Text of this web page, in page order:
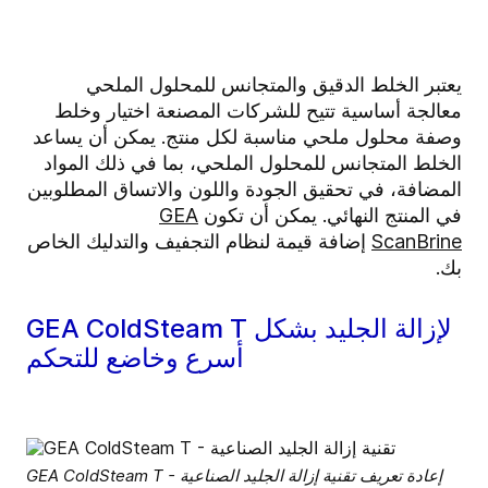
يعتبر الخلط الدقيق والمتجانس للمحلول الملحي
معالجة أساسية تتيح للشركات المصنعة اختيار وخلط
وصفة محلول ملحي مناسبة لكل منتج. يمكن أن يساعد
الخلط المتجانس للمحلول الملحي، بما في ذلك المواد
المضافة، في تحقيق الجودة واللون والاتساق المطلوبين
في المنتج النهائي. يمكن أن تكون GEA
ScanBrine إضافة قيمة لنظام التجفيف والتدليك الخاص
بك.
GEA ColdSteam T لإزالة الجليد بشكل
أسرع وخاضع للتحكم
GEA ColdSteam T - إعادة تعريف تقنية إزالة الجليد الصناعية